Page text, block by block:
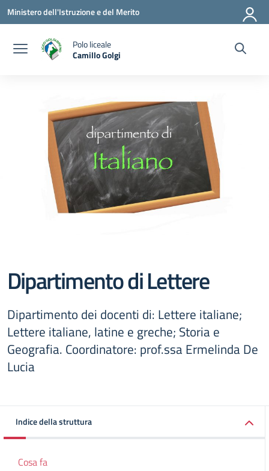
Vai ai contenuti
Vai al menu di navigazione
Vai al footer
Ministero dell'Istruzione e del Merito
Polo liceale
Camillo Golgi
— Visita la pagina iniziale della scuola
Dipartimento di Lettere
Dipartimento dei docenti di: Lettere italiane;
Lettere italiane, latine e greche; Storia e
Geografia. Coordinatore: prof.ssa Ermelinda De
Lucia
Indice della struttura
Cosa fa